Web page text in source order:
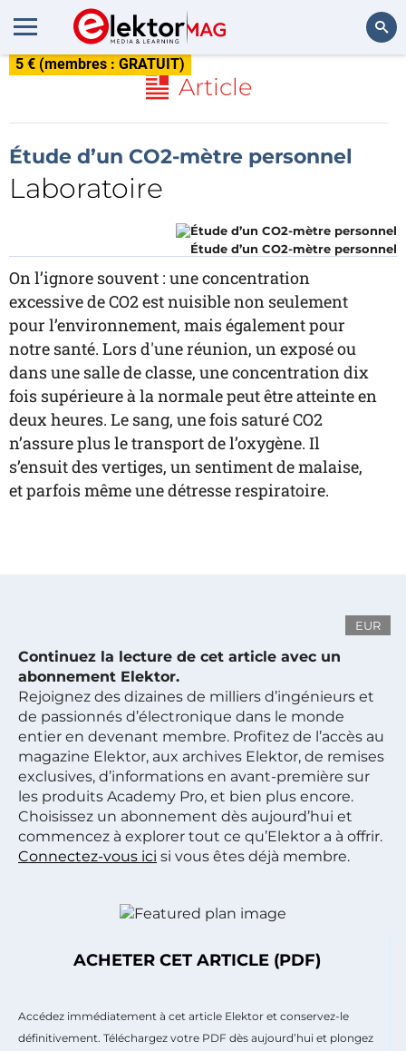
5 € (membres : GRATUIT)
Article
Étude d’un CO2-mètre personnel
Laboratoire
Étude d’un CO2-mètre personnel
On l’ignore souvent : une concentration
excessive de CO2 est nuisible non seulement
pour l’environnement, mais également pour
notre santé. Lors d'une réunion, un exposé ou
dans une salle de classe, une concentration dix
fois supérieure à la normale peut être atteinte en
deux heures. Le sang, une fois saturé CO2
n’assure plus le transport de l’oxygène. Il
s’ensuit des vertiges, un sentiment de malaise,
et parfois même une détresse respiratoire.
EUR
Continuez la lecture de cet article avec un
abonnement Elektor.
Rejoignez des dizaines de milliers d’ingénieurs et
de passionnés d’électronique dans le monde
entier en devenant membre. Profitez de l’accès au
magazine Elektor, aux archives Elektor, de remises
exclusives, d’informations en avant-première sur
les produits Academy Pro, et bien plus encore.
Choisissez un abonnement dès aujourd’hui et
commencez à explorer tout ce qu’Elektor a à offrir.
Connectez-vous ici si vous êtes déjà membre.
ACHETER CET ARTICLE (PDF)
Accédez immédiatement à cet article Elektor et conservez-le
définitivement. Téléchargez votre PDF dès aujourd’hui et plongez